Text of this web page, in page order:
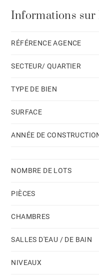
Informations sur
RÉFÉRENCE AGENCE
SECTEUR/ QUARTIER
TYPE DE BIEN
SURFACE
ANNÉE DE
NOMBRE DE LOTS
PIÈCES
CHAMBRES
SALLES D'EAU / DE BAIN
NIVEAUX